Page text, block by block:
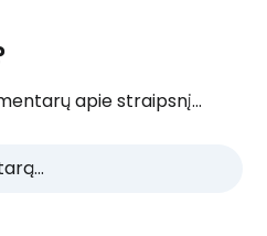
apie straipsnį...